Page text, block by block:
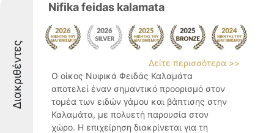
Διακριθέντες
Nifika feidas kalamata
Δείτε περισσότερα >>
Ο οίκος Νυφικά Φειδάς Καλαμάτα
αποτελεί έναν σημαντικό προορισμό στον
τομέα των ειδών γάμου και βάπτισης στην
Καλαμάτα, με πολυετή παρουσία στον
χώρο. Η επιχείρηση διακρίνεται για τη